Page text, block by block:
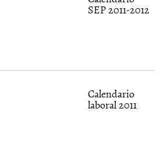
SEP 2011-2012
Calendario
laboral 2011